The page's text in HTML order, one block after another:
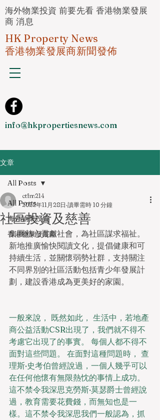
海外物業投資 前要先看 香港物業發展
商 消息
HK Property News
香港物業發展商新聞發佈
info@hkpropertiesnews.com
文章
All Posts
海外物業投資
香港物業發展商
All Posts
社區投資及慈善
ctfm214
2022年11月28日 讀畢需時 10 分鐘
集團熱心貢獻社會，為社區謀求福祉。
新地推廣愉快閱讀文化，提倡健康和可
持續生活，並關懷弱勢社群，支持關注
不同界別的社區活動包括青少年發展計
劃，建設香港成為更美好的家園。
一般來說， 既然如此， 生活中，若地產
商公益活動CSR出現了，我們就不得不
考慮它出現了的事實。 每個人都不得不
面對這些問題。 在面對這種問題時， 查
理斯·史考伯曾經說過，一個人幾乎可以
在任何他懷有無限熱忱的事情上成功。
這不禁令我深思克勞斯·莫瑟爵士曾經說
過，教育需要花費錢，而無知也是一
樣。這不禁令我深思我們一般認為，抓